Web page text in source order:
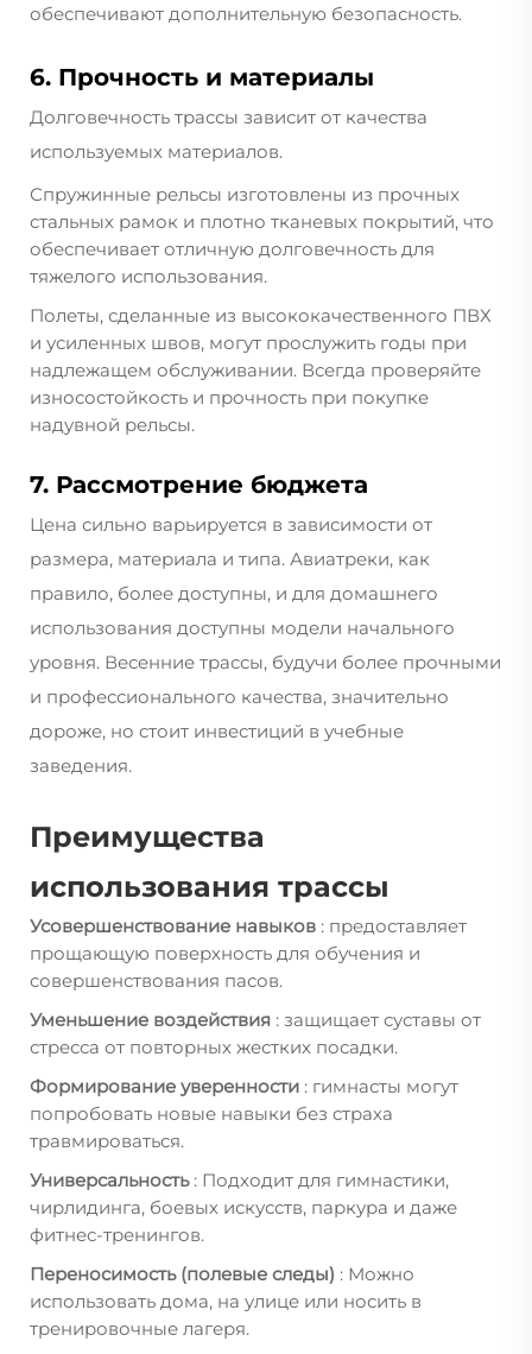
обеспечивают дополнительную безопасность.
6. Прочность и материалы
Долговечность трассы зависит от качества
используемых материалов.
Спружинные рельсы изготовлены из прочных
стальных рамок и плотно тканевых покрытий, что
обеспечивает отличную долговечность для
тяжелого использования.
Полеты, сделанные из высококачественного ПВХ
и усиленных швов, могут прослужить годы при
надлежащем обслуживании. Всегда проверяйте
износостойкость и прочность при покупке
надувной рельсы.
7. Рассмотрение бюджета
Цена сильно варьируется в зависимости от
размера, материала и типа. Авиатреки, как
правило, более доступны, и для домашнего
использования доступны модели начального
уровня. Весенние трассы, будучи более прочными
и профессионального качества, значительно
дороже, но стоит инвестиций в учебные
заведения.
Преимущества
использования трассы
Усовершенствование навыков : предоставляет
прощающую поверхность для обучения и
совершенствования пасов.
Уменьшение воздействия : защищает суставы от
стресса от повторных жестких посадки.
Формирование уверенности : гимнасты могут
попробовать новые навыки без страха
травмироваться.
Универсальность : Подходит для гимнастики,
чирлидинга, боевых искусств, паркура и даже
фитнес-тренингов.
Переносимость (полевые следы) : Можно
использовать дома, на улице или носить в
тренировочные лагеря.